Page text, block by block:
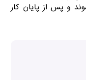
و پس از پایان کار